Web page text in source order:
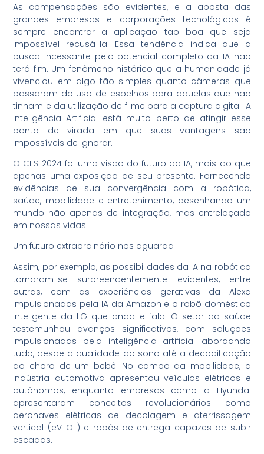
As compensações são evidentes, e a aposta das
grandes empresas e corporações tecnológicas é
sempre encontrar a aplicação tão boa que seja
impossível recusá-la. Essa tendência indica que a
busca incessante pelo potencial completo da IA não
terá fim. Um fenômeno histórico que a humanidade já
vivenciou em algo tão simples quanto câmeras que
passaram do uso de espelhos para aquelas que não
tinham e da utilização de filme para a captura digital. A
Inteligência Artificial está muito perto de atingir esse
ponto de virada em que suas vantagens são
impossíveis de ignorar.
O CES 2024 foi uma visão do futuro da IA, mais do que
apenas uma exposição de seu presente. Fornecendo
evidências de sua convergência com a robótica,
saúde, mobilidade e entretenimento, desenhando um
mundo não apenas de integração, mas entrelaçado
em nossas vidas.
Um futuro extraordinário nos aguarda
Assim, por exemplo, as possibilidades da IA na robótica
tornaram-se surpreendentemente evidentes, entre
outras, com as experiências gerativas da Alexa
impulsionadas pela IA da Amazon e o robô doméstico
inteligente da LG que anda e fala. O setor da saúde
testemunhou avanços significativos, com soluções
impulsionadas pela inteligência artificial abordando
tudo, desde a qualidade do sono até a decodificação
do choro de um bebê. No campo da mobilidade, a
indústria automotiva apresentou veículos elétricos e
autônomos, enquanto empresas como a Hyundai
apresentaram conceitos revolucionários como
aeronaves elétricas de decolagem e aterrissagem
vertical (eVTOL) e robôs de entrega capazes de subir
escadas.